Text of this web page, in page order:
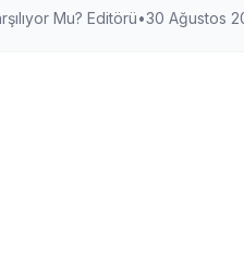
Mu? Editörü•30 Ağustos